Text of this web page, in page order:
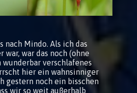
nach Mindo. Als ich das
war, war das noch (ohne
wunderbar verschlafenes
hier ein wahnsinniger
gestern noch ein bisschen
wir so weit außerhalb